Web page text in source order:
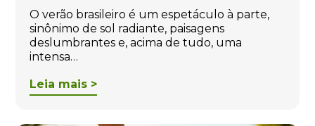
O verão brasileiro é um espetáculo à parte,
sinônimo de sol radiante, paisagens
deslumbrantes e, acima de tudo, uma
intensa…
Leia mais >